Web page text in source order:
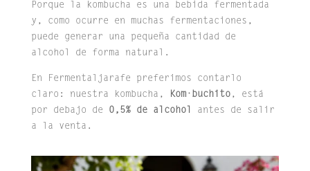
Porque la kombucha es una bebida fermentada
y, como ocurre en muchas fermentaciones,
puede generar una pequeña cantidad de
alcohol de forma natural.
En Fermentaljarafe preferimos contarlo
claro: nuestra kombucha,
Kom·buchito, está
por debajo de 0,5% de alcohol
antes de salir
a la venta.